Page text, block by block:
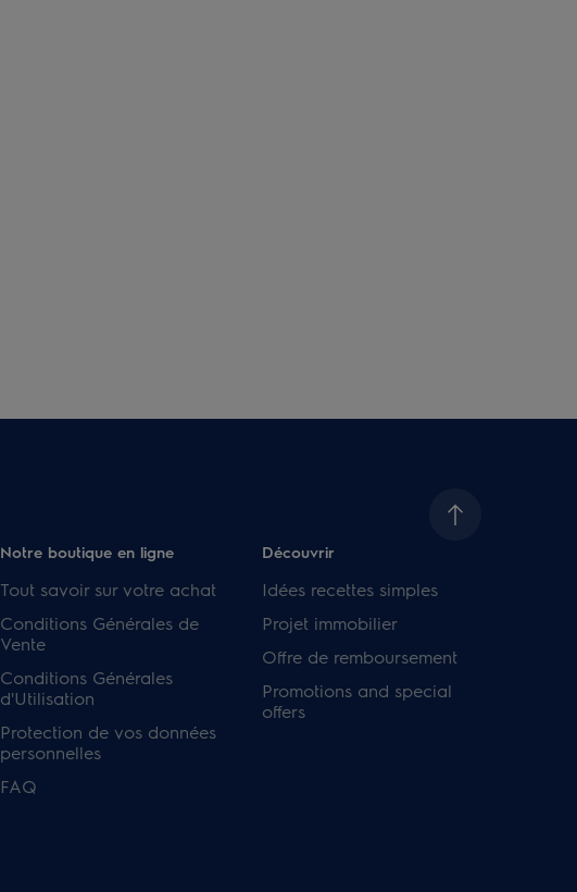
Notre boutique en ligne
Tout savoir sur votre achat
Conditions Générales de
Vente
Conditions Générales
d'Utilisation
Protection de vos données
personnelles
FAQ
Découvrir
Idées recettes simples
Projet immobilier
Offre de remboursement
Promotions and special
offers